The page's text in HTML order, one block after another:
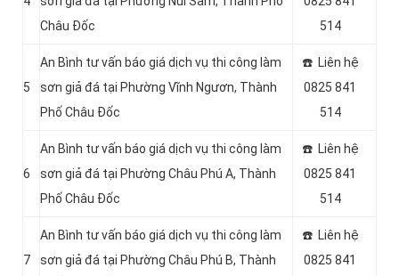
Châu Đốc
514
5
An Bình tư vấn báo giá dịch vụ thi công làm
sơn giả đá tại Phường Vĩnh Ngươn, Thành
Phố Châu Đốc
☎️ Liên hệ
0825 841
514
6
An Bình tư vấn báo giá dịch vụ thi công làm
sơn giả đá tại Phường Châu Phú A, Thành
Phố Châu Đốc
☎️ Liên hệ
0825 841
514
7
An Bình tư vấn báo giá dịch vụ thi công làm
sơn giả đá tại Phường Châu Phú B, Thành
☎️ Liên hệ
0825 841